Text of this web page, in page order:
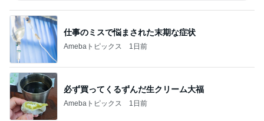
仕事のミスで悩まされた末期な症状
Amebaトピックス 1日前
必ず買ってくるずんだ生クリーム大福
Amebaトピックス 1日前